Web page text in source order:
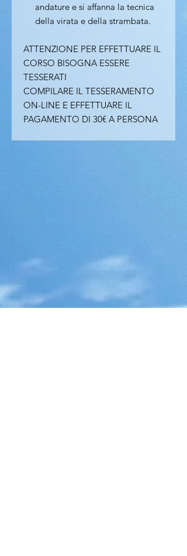
andature e si affanna la tecnica
della virata e della strambata.
ATTENZIONE PER EFFETTUARE IL
CORSO BISOGNA ESSERE
TESSERATI
COMPILARE IL TESSERAMENTO
ON-LINE E EFFETTUARE IL
PAGAMENTO DI 30€ A PERSONA